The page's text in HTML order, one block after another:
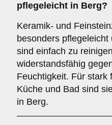
pflegeleicht in Berg?
Keramik- und
besonders
sind einfach zu
widerstandsfähig
Feuchtigkeit. Für stark
Küche und Bad sind
in Berg.